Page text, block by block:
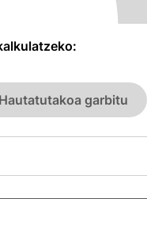
Hautatutakoa garbitu